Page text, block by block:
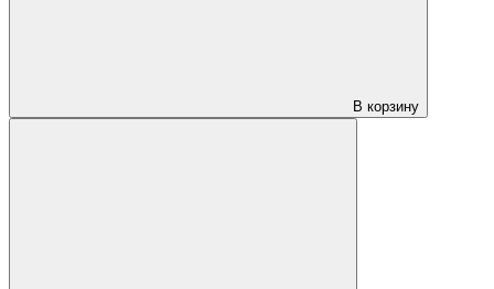
В корзину